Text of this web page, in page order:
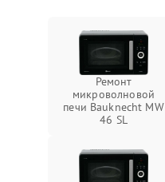
Ремонт
микроволновой
печи Bauknecht MW
46 SL